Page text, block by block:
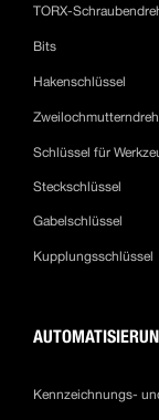
TORX-
Bits
Hakenschlüssel
Schlüssel für
Steckschlüssel
Gabelschlüssel
Kupplungsschlüssel
Kennzeichnungs-